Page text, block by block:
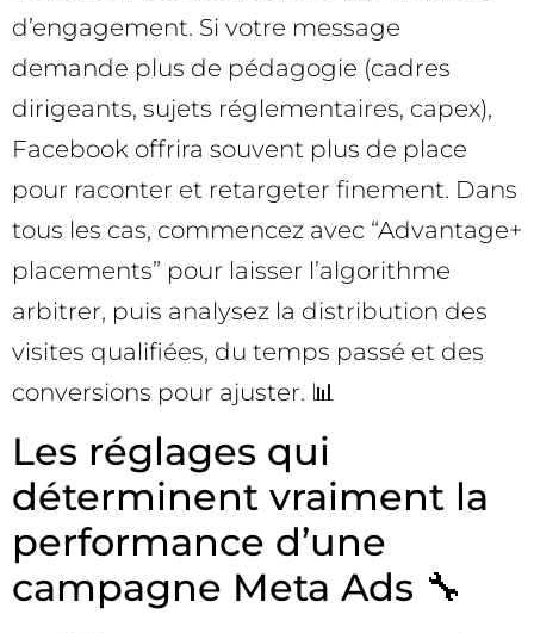
d’engagement. Si votre message
demande plus de pédagogie (cadres
dirigeants, sujets réglementaires, capex),
Facebook offrira souvent plus de place
pour raconter et retargeter finement. Dans
tous les cas, commencez avec “Advantage+
placements” pour laisser l’algorithme
arbitrer, puis analysez la distribution des
visites qualifiées, du temps passé et des
conversions pour ajuster. 📊
Les réglages qui
déterminent vraiment la
performance d’une
campagne Meta Ads 🔧